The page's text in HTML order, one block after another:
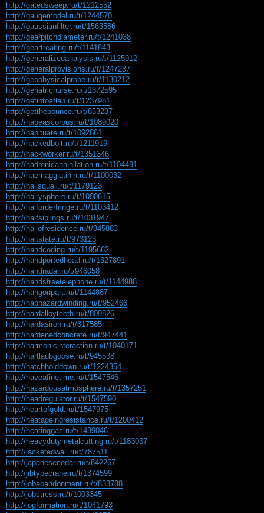
http://gatedsweep.ru/t/1212552
http://gaugemodel.ru/t/1244570
http://gaussianfilter.ru/t/1563586
http://gearpitchdiameter.ru/t/1241038
http://geartreating.ru/t/1141843
http://generalizedanalysis.ru/t/1125912
http://generalprovisions.ru/t/1247287
http://geophysicalprobe.ru/t/1130212
http://geriatricnurse.ru/t/1372595
http://getintoaflap.ru/t/1237981
http://getthebounce.ru/t/853287
http://habeascorpus.ru/t/1089020
http://habituate.ru/t/1092861
http://hackedbolt.ru/t/1211919
http://hackworker.ru/t/1351346
http://hadronicannihilation.ru/t/1104491
http://haemagglutinin.ru/t/1100032
http://hailsquall.ru/t/1179123
http://hairysphere.ru/t/1090615
http://halforderfringe.ru/t/1103412
http://halfsiblings.ru/t/1031947
http://hallofresidence.ru/t/945883
http://haltstate.ru/t/973123
http://handcoding.ru/t/1195662
http://handportedhead.ru/t/1327891
http://handradar.ru/t/946058
http://handsfreetelephone.ru/t/1144988
http://hangonpart.ru/t/1144887
http://haphazardwinding.ru/t/952466
http://hardalloyteeth.ru/t/809826
http://hardasiron.ru/t/817585
http://hardenedconcrete.ru/t/947441
http://harmonicinteraction.ru/t/1040171
http://hartlaubgoose.ru/t/945538
http://hatchholddown.ru/t/1224354
http://haveafinetime.ru/t/1547546
http://hazardousatmosphere.ru/t/1357251
http://headregulator.ru/t/1547590
http://heartofgold.ru/t/1547975
http://heatageingresistance.ru/t/1200412
http://heatinggas.ru/t/1439046
http://heavydutymetalcutting.ru/t/1183037
http://jacketedwall.ru/t/787511
http://japanesecedar.ru/t/842267
http://jibtypecrane.ru/t/1374599
http://jobabandonment.ru/t/833788
http://jobstress.ru/t/1003345
http://jogformation.ru/t/1041793